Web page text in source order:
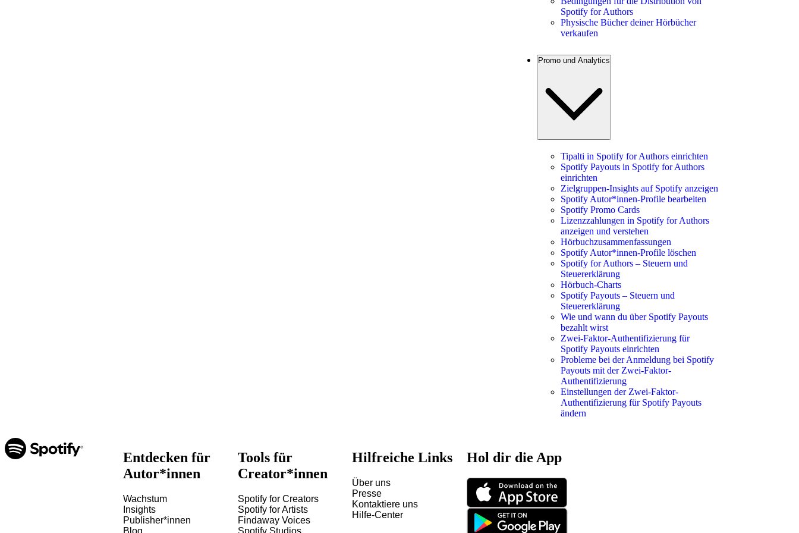
Spotify for Authors
Physische Bücher deiner Hörbücher
verkaufen
Promo und Analytics
Tipalti in Spotify for Authors einrichten
Spotify Payouts in Spotify for Authors
einrichten
Zielgruppen-Insights auf Spotify anzeigen
Spotify Autor*innen-Profile bearbeiten
Spotify Promo Cards
Lizenzzahlungen in Spotify for Authors
anzeigen und verstehen
Hörbuchzusammenfassungen
Spotify Autor*innen-Profile löschen
Spotify for Authors – Steuern und
Steuererklärung
Hörbuch-Charts
Spotify Payouts – Steuern und
Steuererklärung
Wie und wann du über Spotify Payouts
bezahlt wirst
Zwei-Faktor-Authentifizierung für
Spotify Payouts einrichten
Probleme bei der Anmeldung bei Spotify
Payouts mit der Zwei-Faktor-
Authentifizierung
Einstellungen der Zwei-Faktor-
Authentifizierung für Spotify Payouts
ändern
Entdecken für
Autor*innen
Wachstum
Insights
Publisher*innen
Blog
Tools für
Creator*innen
Spotify for Creators
Spotify for Artists
Findaway Voices
Spotify Studios
Hilfreiche Links
Über uns
Presse
Kontaktiere uns
Hilfe-Center
Hol dir die App